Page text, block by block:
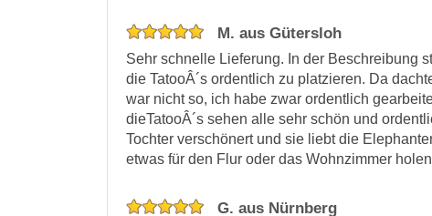
M. aus Gütersloh
Sehr schnelle Lieferung. In der Beschreibung
die TatooÂ´s ordentlich zu platzieren. Da
war nicht so, ich habe zwar ordentlich
dieTatooÂ´s sehen alle sehr schön und
Tochter verschönert und sie liebt die
etwas für den Flur oder das Wohnzimmer
G. aus Nürnberg